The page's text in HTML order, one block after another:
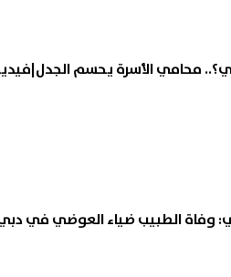
محامي الأسرة يحسم
الطبيب ضياء العوضي في دبي..